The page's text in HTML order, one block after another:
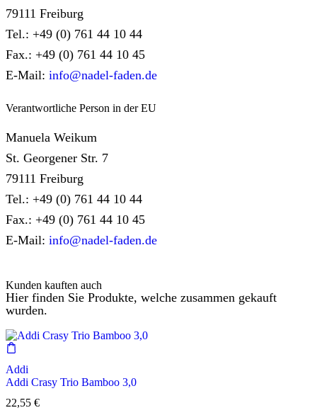
79111 Freiburg
Tel.: +49 (0) 761 44 10 44
Fax.: +49 (0) 761 44 10 45
E-Mail: info@nadel-faden.de
Verantwortliche Person in der EU
Manuela Weikum
St. Georgener Str. 7
79111 Freiburg
Tel.: +49 (0) 761 44 10 44
Fax.: +49 (0) 761 44 10 45
E-Mail: info@nadel-faden.de
Kunden kauften auch
Hier finden Sie Produkte, welche zusammen gekauft
wurden.
Addi
Addi Crasy Trio Bamboo 3,0
22,55 €